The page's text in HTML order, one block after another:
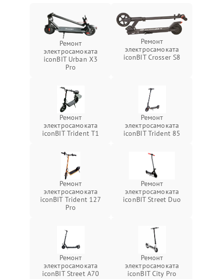
Ремонт
электросамоката
iconBIT Urban X3
Pro
Ремонт
электросамоката
iconBIT Crosser S8
Ремонт
электросамоката
iconBIT Trident T1
Ремонт
электросамоката
iconBIT Trident 85
Ремонт
электросамоката
iconBIT Trident 127
Pro
Ремонт
электросамоката
iconBIT Street Duo
Ремонт
электросамоката
iconBIT Street A70
Ремонт
электросамоката
iconBIT City Pro